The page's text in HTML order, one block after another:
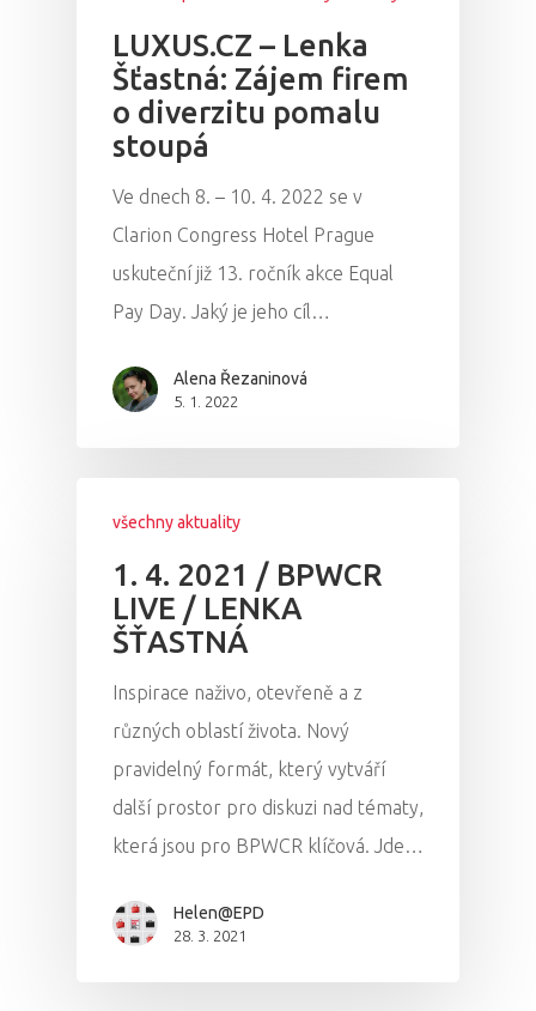
LUXUS.CZ – Lenka
Šťastná: Zájem firem
o diverzitu pomalu
stoupá
Ve dnech 8. – 10. 4. 2022 se v
Clarion Congress Hotel Prague
uskuteční již 13. ročník akce Equal
Pay Day. Jaký je jeho cíl…
Alena Řezaninová
5. 1. 2022
všechny aktuality
1. 4. 2021 / BPWCR
LIVE / LENKA
ŠŤASTNÁ
Inspirace naživo, otevřeně a z
různých oblastí života. Nový
pravidelný formát, který vytváří
další prostor pro diskuzi nad tématy,
která jsou pro BPWCR klíčová. Jde…
Helen@EPD
28. 3. 2021
Program 26.3.
Program 27.3.
Aktuality
Vstupenky